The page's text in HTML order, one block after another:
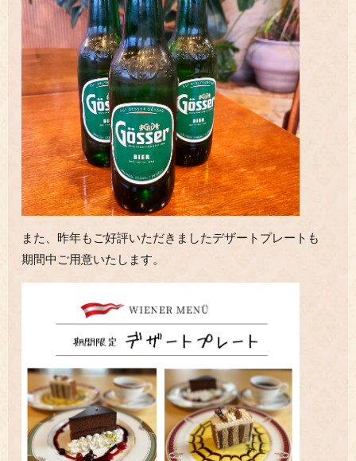
また、昨年もご好評いただきましたデザートプレートも
期間中ご用意いたします。